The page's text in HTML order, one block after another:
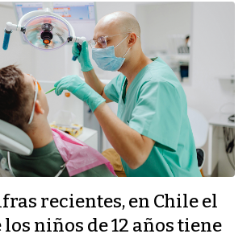
recientes, en Chile el
los niños de 12 años tiene